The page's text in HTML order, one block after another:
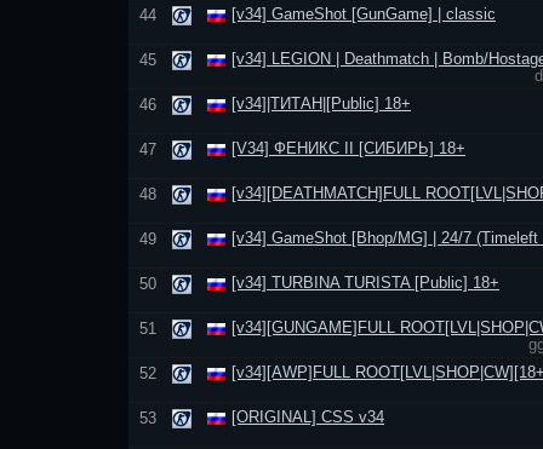
44 [v34] GameShot [GunGame] | classic
45
[v34] LEGION | Deathmatch | Bomb/
46
[v34]|ТИТАН|[Public] 18+
47 [V34] ФЕНИКС II [СИБИРЬ] 18+
48 [v34][DEATHMATCH]FULL
49 [v34] GameShot [Bhop/MG] | 24/7 (Timeleft
50 [v34] TURBINA TURISTA [Public] 18+
51
[v34][GUNGAME]FULL
52
[v34][AWP]FULL
53 [ORIGINAL] CSS v34